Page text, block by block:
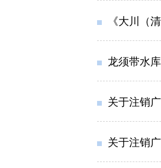
《大川（清新）
龙须带水
关于注销
关于注销